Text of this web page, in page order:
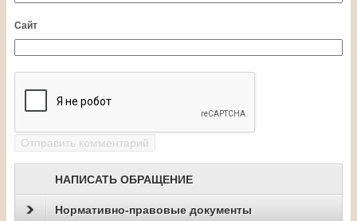
Сайт
НАПИСАТЬ ОБРАЩЕНИЕ
Нормативно-правовые документы